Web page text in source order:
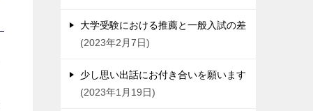
大学受験における推薦と一般入試の差
2023年2月7日
少し思い出話にお付き合いを願います
2023年1月19日